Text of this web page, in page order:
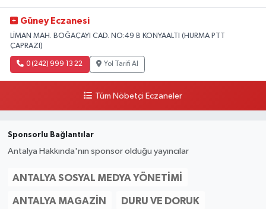
Güney Eczanesi
LİMAN MAH. BOĞAÇAYI CAD. NO:49 B KONYAALTI (HURMA PTT
ÇAPRAZI)
0 (242) 999 13 22 Yol Tarifi Al
Tüm Nöbetçi Eczaneler
Sponsorlu Bağlantılar
Antalya Hakkında'nın sponsor olduğu yayıncılar
ANTALYA SOSYAL MEDYA YÖNETIMI
ANTALYA MAGAZIN DURU VE DORUK